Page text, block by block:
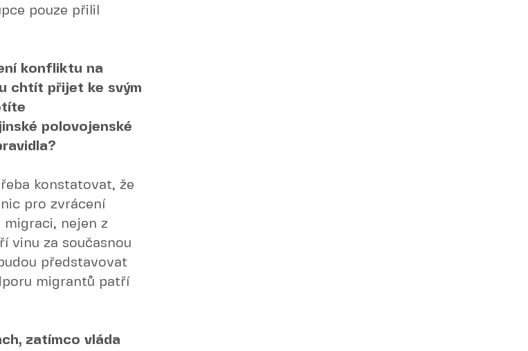
pouze přilil
konfliktu na
chtít přijet ke svým
polovojenské
konstatovat, že
pro zvrácení
migraci, nejen z
vinu za současnou
představovat
migrantů patří
zatímco vláda